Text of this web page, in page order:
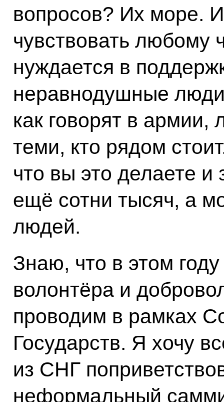
вопросов? Их море.
чувствовать любому
нуждается в
неравнодушные
как говорят в армии,
теми, кто рядом
что вы это делаете и
ещё сотни тысяч, а
людей.
Знаю, что в этом
волонтёра и
проводим в рамках
Государств. Я хочу
из СНГ
неформальный